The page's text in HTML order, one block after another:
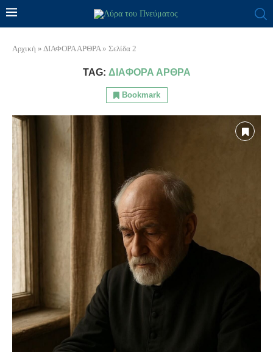
Αρχική » ΔΙΑΦΟΡΑ ΑΡΘΡΑ» Σελίδα 2
TAG: ΔΙΑΦΟΡΑ ΑΡΘΡΑ
Bookmark